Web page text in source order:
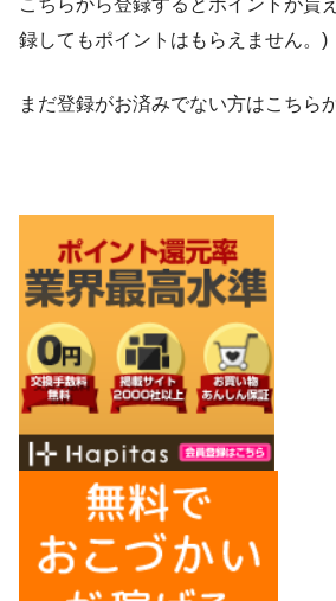
録してもポイントはもらえません。)
まだ登録がお済みでない方はこちら